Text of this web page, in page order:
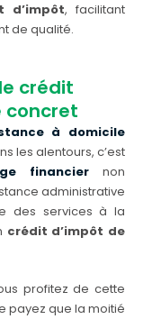
d’impôt, facilitant
de qualité.
crédit
concret
à domicile
les alentours, c’est
financier non
administrative
des services à la
crédit d’impôt de
profitez de cette
payez que la moitié